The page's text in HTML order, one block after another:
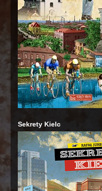
Sekrety Kielc